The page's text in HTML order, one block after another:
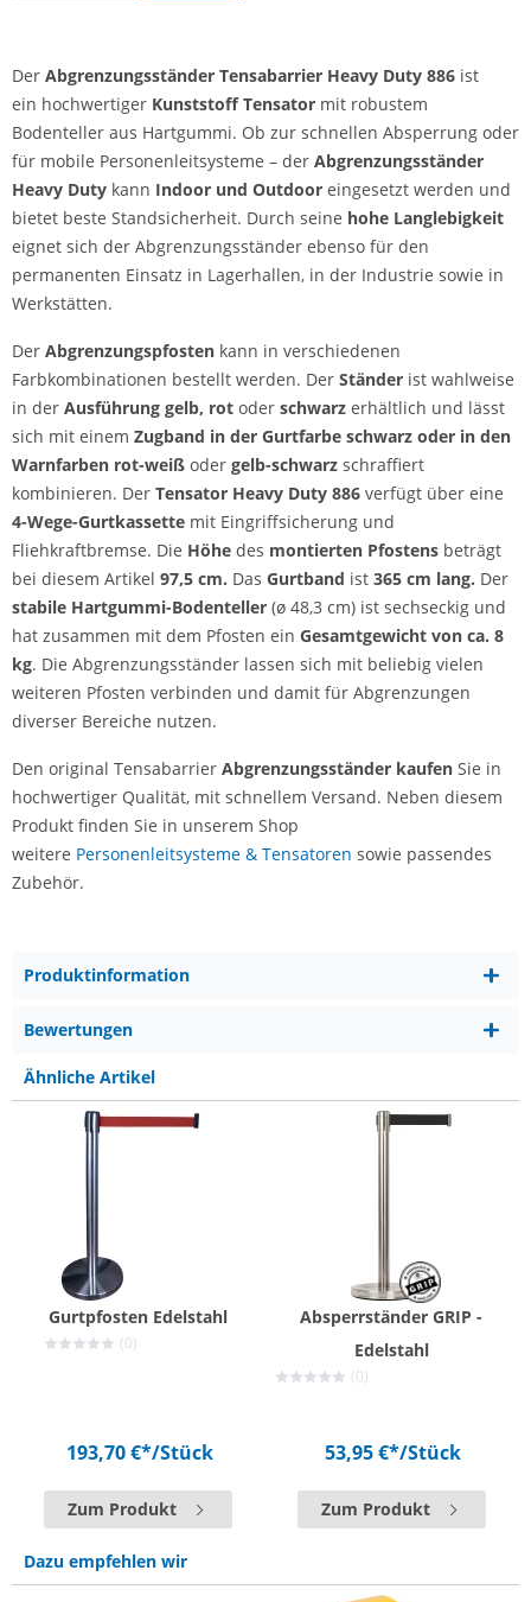
Der Abgrenzungsständer Tensabarrier Heavy Duty 886 ist
ein hochwertiger Kunststoff Tensator mit robustem
Bodenteller aus Hartgummi. Ob zur schnellen Absperrung oder
für mobile Personenleitsysteme – der Abgrenzungsständer
Heavy Duty kann Indoor und Outdoor eingesetzt werden und
bietet beste Standsicherheit. Durch seine hohe Langlebigkeit
eignet sich der Abgrenzungsständer ebenso für den
permanenten Einsatz in Lagerhallen, in der Industrie sowie in
Werkstätten.
Der Abgrenzungspfosten kann in verschiedenen
Farbkombinationen bestellt werden. Der Ständer ist wahlweise
in der Ausführung gelb, rot oder schwarz erhältlich und lässt
sich mit einem Zugband in der Gurtfarbe schwarz oder in den
Warnfarben rot-weiß oder gelb-schwarz schraffiert
kombinieren. Der Tensator Heavy Duty 886 verfügt über eine
4-Wege-Gurtkassette mit Eingriffsicherung und
Fliehkraftbremse. Die Höhe des montierten Pfostens beträgt
bei diesem Artikel 97,5 cm. Das Gurtband ist 365 cm lang. Der
stabile Hartgummi-Bodenteller (ø 48,3 cm) ist sechseckig und
hat zusammen mit dem Pfosten ein Gesamtgewicht von ca. 8
kg. Die Abgrenzungsständer lassen sich mit beliebig vielen
weiteren Pfosten verbinden und damit für Abgrenzungen
diverser Bereiche nutzen.
Den original Tensabarrier Abgrenzungsständer kaufen Sie in
hochwertiger Qualität, mit schnellem Versand. Neben diesem
Produkt finden Sie in unserem Shop
weitere Personenleitsysteme & Tensatoren sowie passendes
Zubehör.
Produktinformation
Bewertungen
Ähnliche Artikel
Gurtpfosten Edelstahl
(0)
193,70 €*/Stück
Zum Produkt
Absperrständer GRIP -
Edelstahl
(0)
53,95 €*/Stück
Zum Produkt
Dazu empfehlen wir